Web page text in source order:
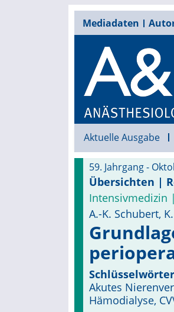
Mediadaten
Aktuelle Ausgabe
59. Jahrgang -
Übersichten |
Intensivmedizin
A.-K. Schubert,
Schlüsselwörter
Akutes
Hämodialyse,